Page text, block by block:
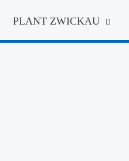
PLANT ZWICKAU